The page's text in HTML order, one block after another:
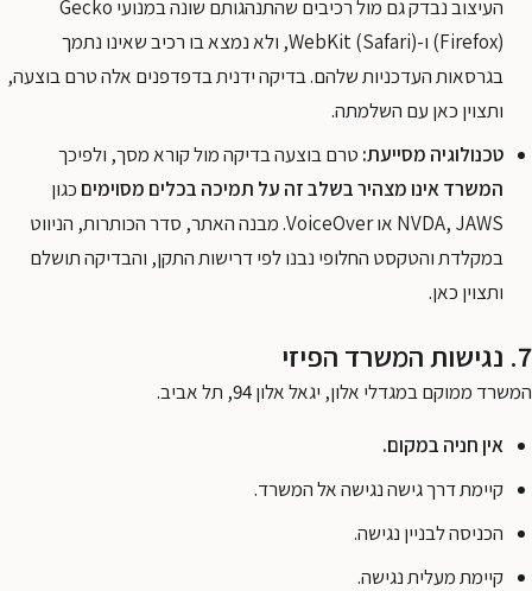
העיצוב נבדק גם מול רכיבים שהתנהגותם שונה במנועי Gecko
(Firefox) ו-WebKit (Safari), ולא נמצא בו רכיב שאינו נתמך
בגרסאות העדכניות שלהם. בדיקה ידנית בדפדפנים אלה טרם בוצעה,
ותצוין כאן עם השלמתה.
טכנולוגיה מסייעת: טרם בוצעה בדיקה מול קורא מסך, ולפיכך
המשרד אינו מצהיר בשלב זה על תמיכה בכלים מסוימים כגון
NVDA, JAWS או VoiceOver. מבנה האתר, סדר הכותרות, הניווט
במקלדת והטקסט החלופי נבנו לפי דרישות התקן, והבדיקה תושלם
ותצוין כאן.
7. נגישות המשרד הפיזי
המשרד ממוקם במגדלי אלון, יגאל אלון 94, תל אביב.
אין חניה במקום.
קיימת דרך גישה נגישה אל המשרד.
הכניסה לבניין נגישה.
קיימת מעלית נגישה.